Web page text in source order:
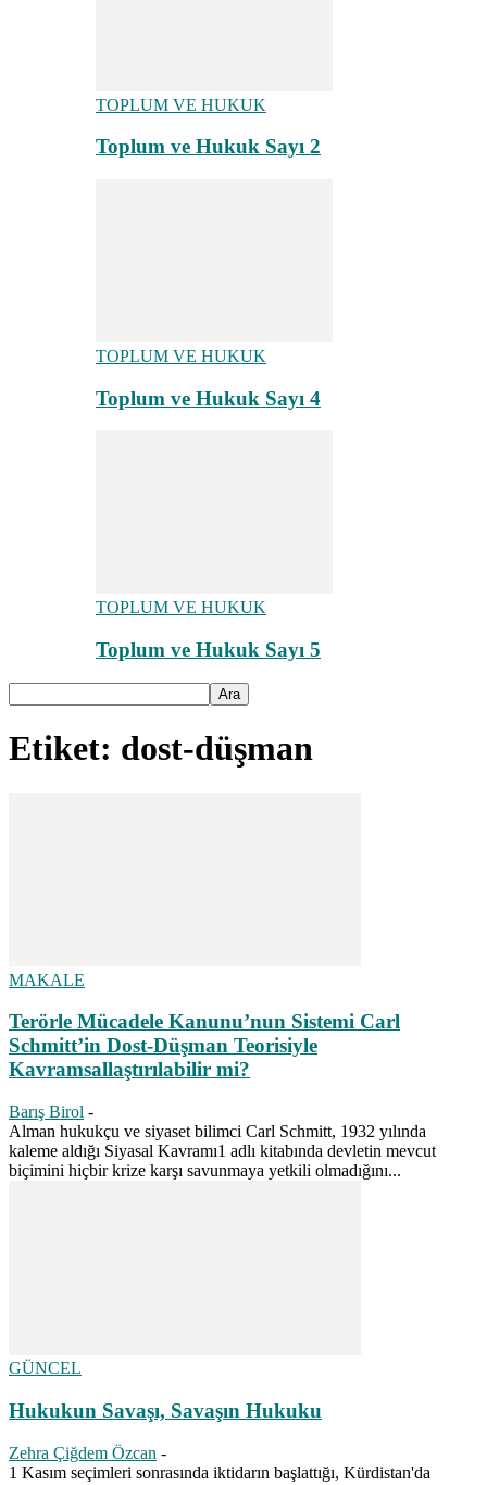
TOPLUM VE HUKUK
Toplum ve Hukuk Sayı 2
TOPLUM VE HUKUK
Toplum ve Hukuk Sayı 4
TOPLUM VE HUKUK
Toplum ve Hukuk Sayı 5
Etiket: dost-düşman
MAKALE
Terörle Mücadele Kanunu’nun Sistemi Carl
Schmitt’in Dost-Düşman Teorisiyle
Kavramsallaştırılabilir mi?
Barış Birol -
Alman hukukçu ve siyaset bilimci Carl Schmitt, 1932 yılında
kaleme aldığı Siyasal Kavramı1 adlı kitabında devletin mevcut
biçimini hiçbir krize karşı savunmaya yetkili olmadığını...
GÜNCEL
Hukukun Savaşı, Savaşın Hukuku
Zehra Çiğdem Özcan -
1 Kasım seçimleri sonrasında iktidarın başlattığı, Kürdistan'da